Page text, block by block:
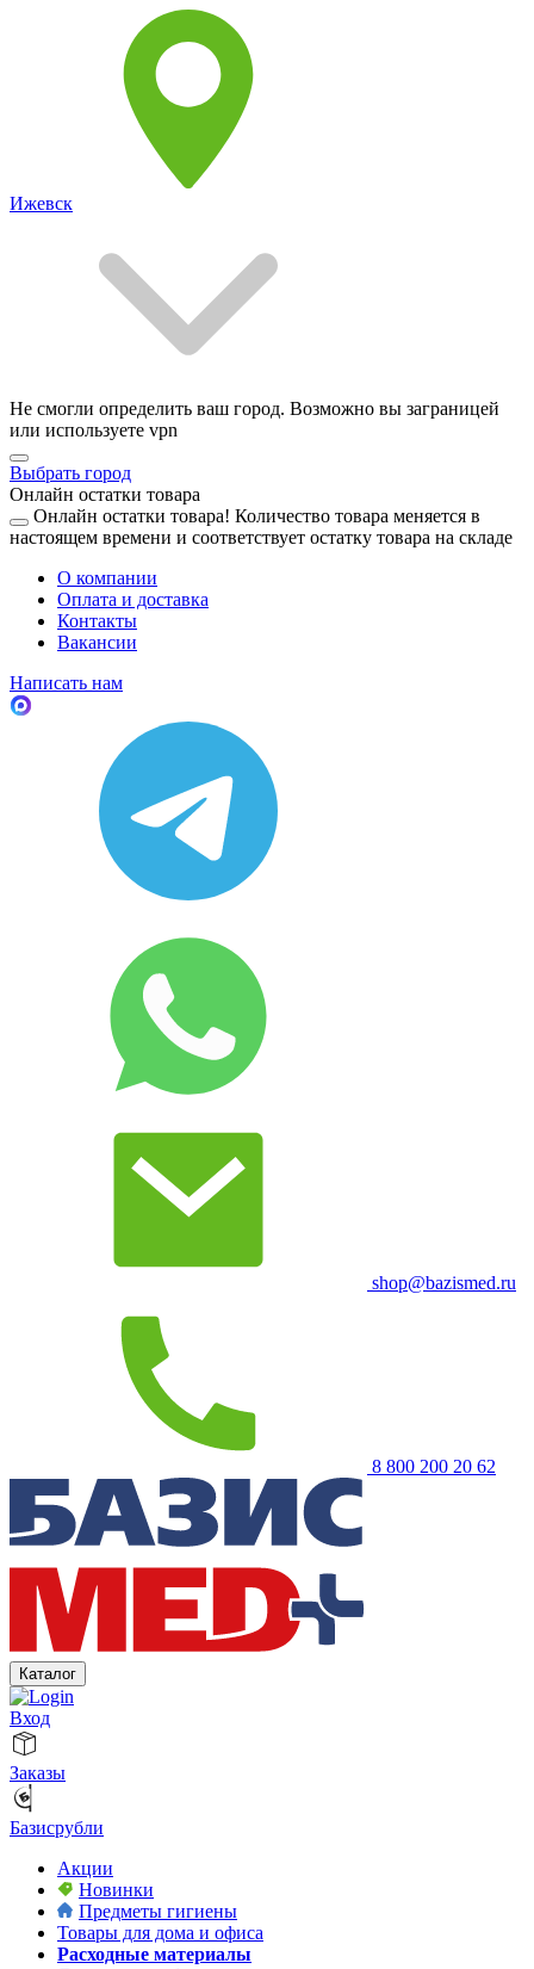
Ижевск
Не смогли определить ваш город. Возможно вы заграницей
или используете vpn
Выбрать город
Онлайн остатки товара
Онлайн остатки товара! Количество товара меняется в
настоящем времени и соответствует остатку товара на складе
О компании
Оплата и доставка
Контакты
Вакансии
Написать нам
shop@bazismed.ru
8 800 200 20 62
Каталог
Вход
Заказы
Базисрубли
Акции
Новинки
Предметы гигиены
Товары для дома и офиса
Расходные материалы